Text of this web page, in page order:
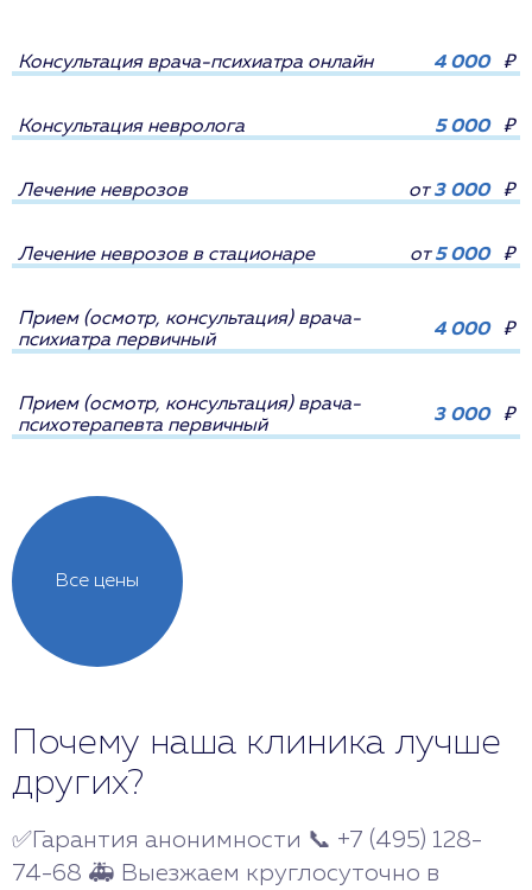
Все цены
Консультация врача-психиатра онлайн 4 000 ₽
Консультация невролога 5 000 ₽
Лечение неврозов от3 000 ₽
Лечение неврозов в стационаре от5 000 ₽
Прием (осмотр, консультация) врача-
психиатра первичный
4 000 ₽
Прием (осмотр, консультация) врача-
психотерапевта первичный
3 000 ₽
Почему наша клиника лучше
других?
✅Гарантия анонимности 📞 +7 (495) 128-
74-68 🚑 Выезжаем круглосуточно в